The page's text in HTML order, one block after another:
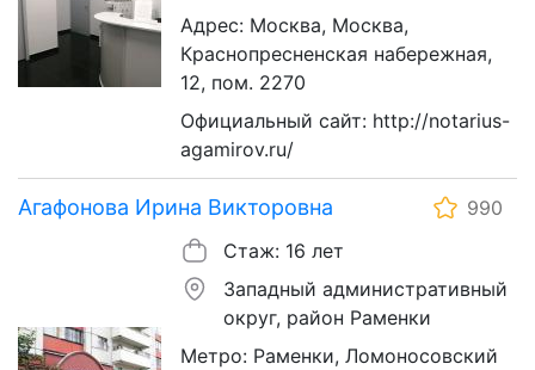
Адрес: Москва, Москва,
Краснопресненская набережная,
12, пом. 2270
Официальный сайт: http://notarius-
agamirov.ru/
Агафонова Ирина Викторовна
990
Стаж: 16 лет
Западный административный
округ, район Раменки
Метро: Раменки, Ломоносовский